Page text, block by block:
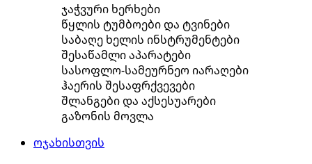
ჯაჭვური ხერხები
წყლის ტუმბოები და ტვინები
საბაღე ხელის ინსტრუმენტები
შესაწამლი აპარატები
სასოფლო-სამეურნეო იარაღები
ჰაერის შესაფრქვევები
შლანგები და აქსესუარები
გაზონის მოვლა
ოჯახისთვის